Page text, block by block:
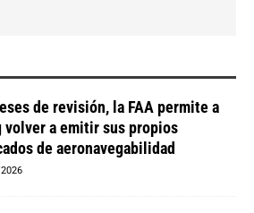
de revisión, la FAA permite a
volver a emitir sus propios
de aeronavegabilidad